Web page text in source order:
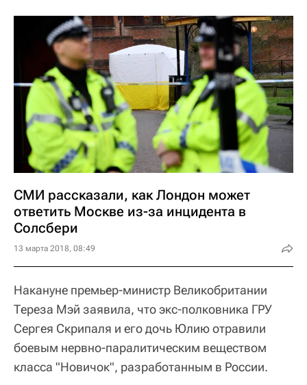
СМИ рассказали, как Лондон может
ответить Москве из-за инцидента в
Солсбери
13 марта 2018, 08:49
Накануне премьер-министр Великобритании
Тереза Мэй заявила, что экс-полковника ГРУ
Сергея Скрипаля и его дочь Юлию отравили
боевым нервно-паралитическим веществом
класса "Новичок", разработанным в России.